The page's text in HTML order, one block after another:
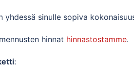
yhdessä sinulle sopiva
hinnat hinnastostamme.
: